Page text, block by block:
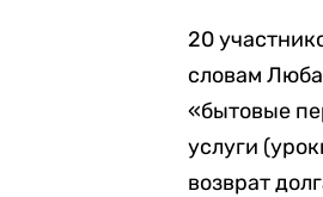
20
словам
«бытовые
услуги
возврат